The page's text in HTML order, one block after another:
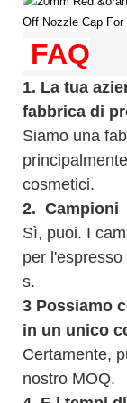
FAQ
1. La tua
fabbrica di
Siamo una
cosmetici.
2. Campioni
Sì, puoi. I
per l'espresso
s.
3 Possiamo
in un unico
Certamente,
nostro MOQ.